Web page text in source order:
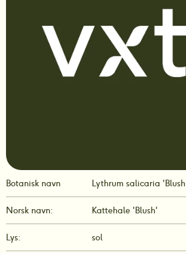
Botanisk navn Lythrum salicaria 'Blush
Norsk navn: Kattehale 'Blush'
Lys: sol